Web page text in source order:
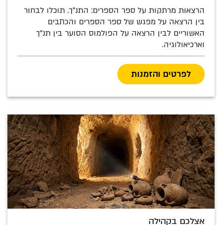
הרצאות מרתקות על ספר הספרים: התנ"ך. תוכלו לבחור
בין הרצאה על מפגש של ספר הספרים והכתבים
האשוריים לבין הרצאה על הפולמוס הסוער בין תנ"ך
וארכיאולוגיה.
לפרטים והזמנות
אצלכם בקהילה